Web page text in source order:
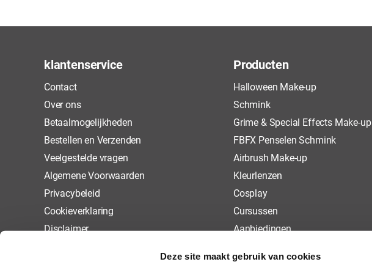
Deze site maakt gebruik van cookies
klantenservice
Contact
Over ons
Betaalmogelijkheden
Bestellen en Verzenden
Veelgestelde vragen
Algemene Voorwaarden
Privacybeleid
Cookieverklaring
Disclaimer
Producten
Halloween Make-up
Schmink
Grime & Special Effects Make-up
FBFX Penselen Schmink
Airbrush Make-up
Kleurlenzen
Cosplay
Cursussen
Aanbiedingen